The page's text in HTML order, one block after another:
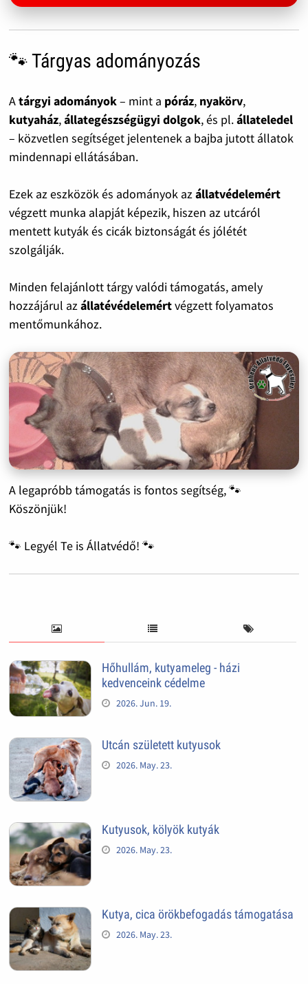
🐾 Tárgyas adományozás
Atárgyi adományok– mint a póráz, nyakörv,
kutyaház,állategészségügyi dolgok, és pl.állateledel
– közvetlen segítséget jelentenek a bajba jutott állatok
mindennapi ellátásában.
Ezek az eszközök és adományok azállatvédelemért
végzett munka alapját képezik, hiszen az utcáról
mentett kutyák és cicák biztonságát és jólétét
szolgálják.
Minden felajánlott tárgy valódi támogatás, amely
hozzájárul azállatévédelemértvégzett folyamatos
mentőmunkához.
A legapróbb támogatás is fontos segítség, 🐾
Köszönjük!
🐾 Legyél Te is Állatvédő! 🐾
Hőhullám, kutyameleg - házi
kedvenceink cédelme
2026. Jun. 19.
Utcán született kutyusok
2026. May. 23.
Kutyusok, kölyök kutyák
2026. May. 23.
Kutya, cica örökbefogadás támogatása
2026. May. 23.